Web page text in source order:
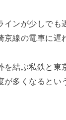
インが少しでも
京線の電車に遅
を結ぶ私鉄と東
が多くなるとい